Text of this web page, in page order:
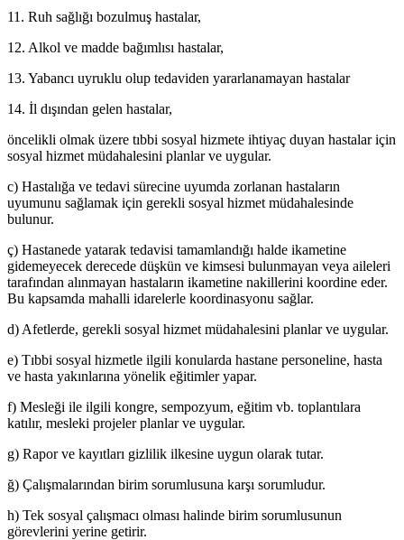
11. Ruh sağlığı bozulmuş hastalar,
12. Alkol ve madde bağımlısı hastalar,
13. Yabancı uyruklu olup tedaviden yararlanamayan hastalar
14. İl dışından gelen hastalar,
öncelikli olmak üzere tıbbi sosyal hizmete ihtiyaç duyan hastalar için
sosyal hizmet müdahalesini planlar ve uygular.
c) Hastalığa ve tedavi sürecine uyumda zorlanan hastaların
uyumunu sağlamak için gerekli sosyal hizmet müdahalesinde
bulunur.
ç) Hastanede yatarak tedavisi tamamlandığı halde ikametine
gidemeyecek derecede düşkün ve kimsesi bulunmayan veya aileleri
tarafından alınmayan hastaların ikametine nakillerini koordine eder.
Bu kapsamda mahalli idarelerle koordinasyonu sağlar.
d) Afetlerde, gerekli sosyal hizmet müdahalesini planlar ve uygular.
e) Tıbbi sosyal hizmetle ilgili konularda hastane personeline, hasta
ve hasta yakınlarına yönelik eğitimler yapar.
f) Mesleği ile ilgili kongre, sempozyum, eğitim vb. toplantılara
katılır, mesleki projeler planlar ve uygular.
g) Rapor ve kayıtları gizlilik ilkesine uygun olarak tutar.
ğ) Çalışmalarından birim sorumlusuna karşı sorumludur.
h) Tek sosyal çalışmacı olması halinde birim sorumlusunun
görevlerini yerine getirir.